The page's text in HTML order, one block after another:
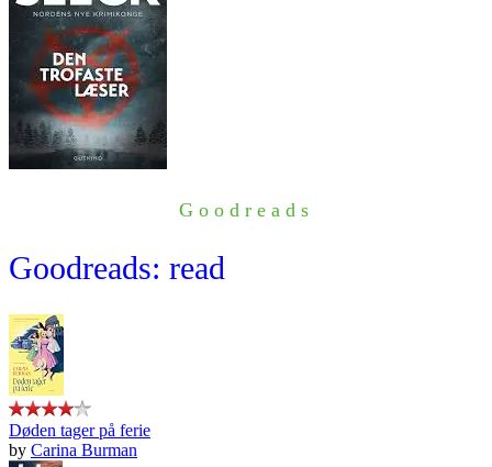
Goodreads
Goodreads: read
Døden tager på ferie
by Carina Burman